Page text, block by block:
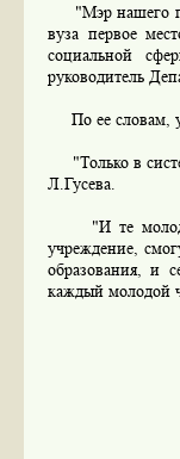
"Мэр нашего
вуза первое
социальной
руководитель
По ее словам,
"Только в
Л.Гусева.
"И те молодые
учреждение,
образования, и
каждый молодой